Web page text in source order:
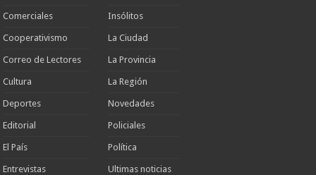
Comerciales
Cooperativismo
Correo de Lectores
Cultura
Deportes
Editorial
El País
Entrevistas
Insólitos
La Ciudad
La Provincia
La Región
Novedades
Policiales
Política
Ultimas noticias